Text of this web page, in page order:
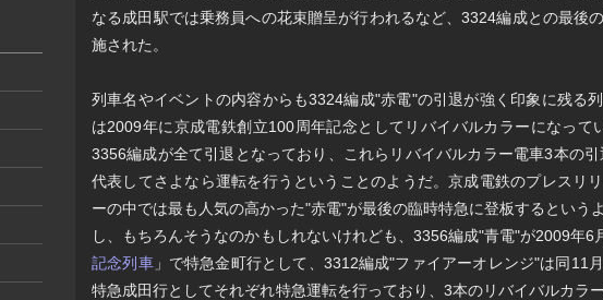
なる成田駅では乗務員への花束贈呈が行われるなど、3324編成との最後
施された。
列車名やイベントの内容からも3324編成"赤電"の引退が強く印象に残る
は2009年に京成電鉄創立100周年記念としてリバイバルカラーになって
3356編成が全て引退となっており、これらリバイバルカラー電車3本の
代表してさよなら運転を行うということのようだ。京成電鉄のプレスリ
ーの中では最も人気の高かった"赤電"が最後の臨時特急に登板するという
し、もちろんそうなのかもしれないけれども、3356編成"青電"が2009年6
記念列車」で特急金町行として、3312編成"ファイアーオレンジ"は同11
特急成田行としてそれぞれ特急運転を行っており、3本のリバイバルカラ